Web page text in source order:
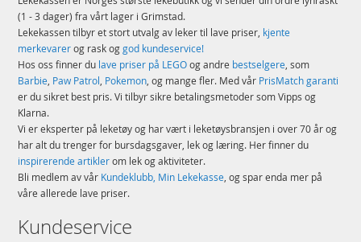
(1 - 3 dager) fra vårt lager i Grimstad.
Lekekassen tilbyr et stort utvalg av leker til lave priser, kjente
merkevarerog rask oggod kundeservice!
Hos oss finner du lave priser på LEGOog andre bestselgere, som
Barbie, Paw Patrol, Pokemon, og mange fler. Med vår PrisMatch garanti
er du sikret best pris. Vi tilbyr sikre betalingsmetoder som Vipps og
Klarna.
Vi er eksperter på leketøy og har vært i leketøysbransjen i over 70 år og
har alt du trenger for bursdagsgaver, lek og læring. Her finner du
inspirerende artiklerom lek og aktiviteter.
Bli medlem av vår Kundeklubb, Min Lekekasse, og spar enda mer på
våre allerede lave priser.
Kundeservice